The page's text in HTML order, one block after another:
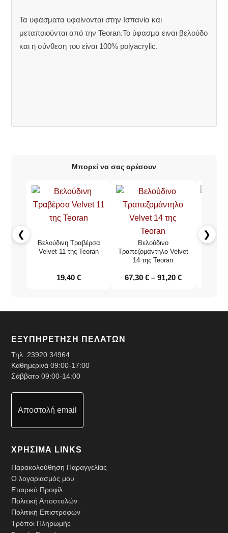
Τα υφάσματα υφαίνονται στην Ισπανία και
μεταποιούνται από την Teoran.Το ύφασμα ειναι βελούδο
και η σύνθεση του είναι 100% polyacrylic.
Μπορεί να σας αρέσουν
❮
Βελούδινη Τραβέρσα
Velvet 11 της Teoran
19,40€
Βελούδινο
Τραπεζομάντηλο Velvet
14 της Teoran
67,30 € – 91,20 €
❯
ΕΞΥΠΗΡΕΤΗΣΗ ΠΕΛΑΤΩΝ
Τηλ: 23920 34964
Καθημερινά 09:00-17:00
Σάββατο 09:00-14:00
Αποστολή email
ΧΡΗΣΙΜΑ LINKS
Παρακολούθηση Παραγγελίας
Ο λογαριασμός μου
Εταιρικό Προφίλ
Πολιτική Αποστολών
Πολιτική Επιστροφών
Τρόποι Πληρωμής